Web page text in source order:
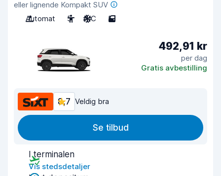
eller lignende Kompakt SUV
Automat
5 A/C 5
492,91 kr
per dag
Gratis avbestilling
8,7 Veldig bra
Se tilbud
I terminalen
Vis stedsdetaljer